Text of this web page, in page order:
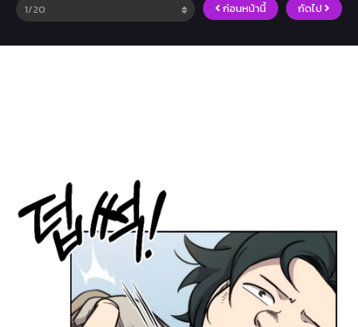
ก่อนหน้านี้ ถัดไป